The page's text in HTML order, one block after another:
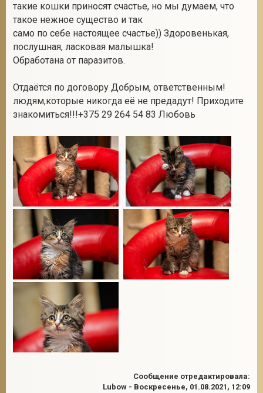
такие кошки приносят счастье, но мы думаем, что
такое нежное существо и так
само по себе настоящее счастье)) Здоровенькая,
послушная, ласковая малышка!
Обработана от паразитов.
Отдаётся по договору Добрым, ответственным!
людям,которые никогда её не предадут! Приходите
знакомиться!!!+375 29 264 54 83 Любовь
Сообщение отредактировала:
Lubow - Воскресенье, 01.08.2021, 12:09